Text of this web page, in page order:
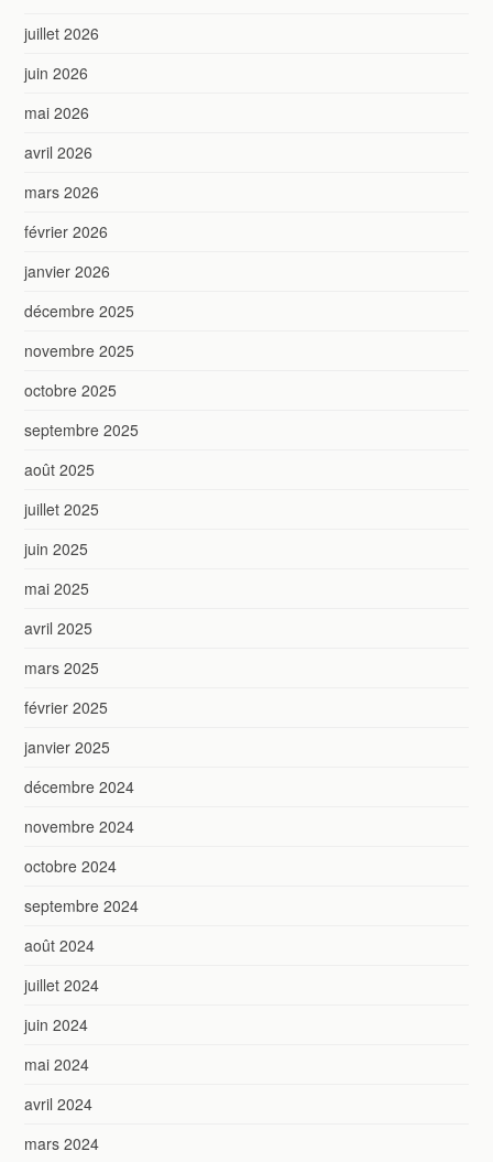
juillet 2026
juin 2026
mai 2026
avril 2026
mars 2026
février 2026
janvier 2026
décembre 2025
novembre 2025
octobre 2025
septembre 2025
août 2025
juillet 2025
juin 2025
mai 2025
avril 2025
mars 2025
février 2025
janvier 2025
décembre 2024
novembre 2024
octobre 2024
septembre 2024
août 2024
juillet 2024
juin 2024
mai 2024
avril 2024
mars 2024